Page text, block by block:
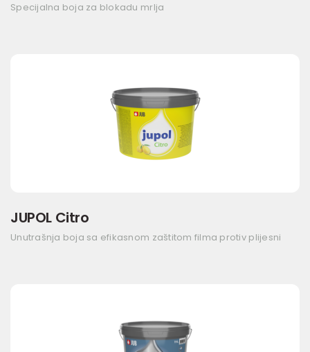
Specijalna boja za blokadu mrlja
JUPOL Citro
Unutrašnja boja sa efikasnom zaštitom filma protiv plijesni